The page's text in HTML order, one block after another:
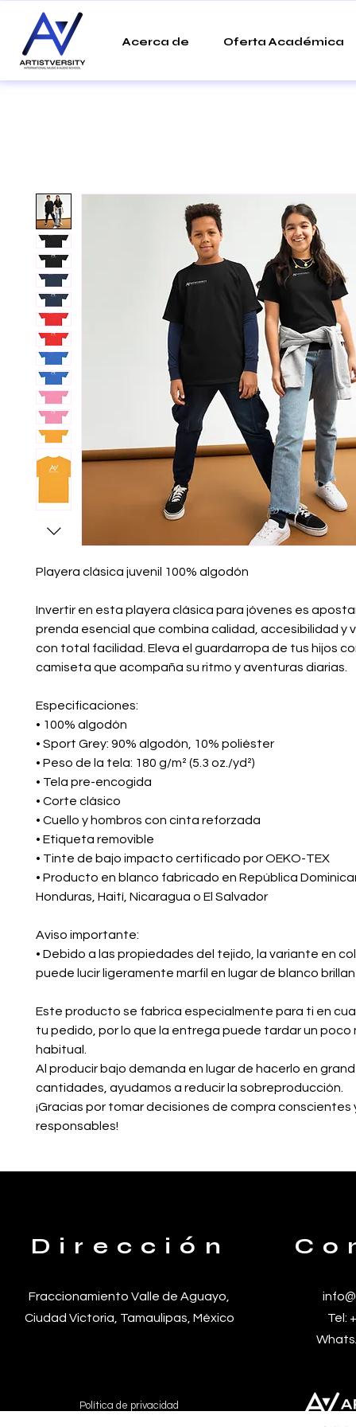
Acerca de Oferta Académica
Playera clásica juvenil 100% algodón
Invertir en esta playera clásica para jóvenes es
prenda esencial que combina calidad, accesibilidad y
con total facilidad. Eleva el guardarropa de tus hijos
camiseta que acompaña su ritmo y aventuras diarias.
Especificaciones:
• 100% algodón
• Sport Grey: 90% algodón, 10% poliéster
• Peso de la tela: 180 g/m² (5.3 oz./yd²)
• Tela pre-encogida
• Corte clásico
• Cuello y hombros con cinta reforzada
• Etiqueta removible
• Tinte de bajo impacto certificado por OEKO-TEX
• Producto en blanco fabricado en República
Honduras, Haití, Nicaragua o El Salvador
Aviso importante:
• Debido a las propiedades del tejido, la variante en
puede lucir ligeramente marfil en lugar de blanco
Este producto se fabrica especialmente para ti en
tu pedido, por lo que la entrega puede tardar un poco
habitual.
Al producir bajo demanda en lugar de hacerlo en
cantidades, ayudamos a reducir la sobreproducción.
¡Gracias por tomar decisiones de compra conscientes
responsables!
Dirección
Fraccionamiento Valle de Aguayo,
Ciudad Victoria, Tamaulipas, México
Política de privacidad
Tel: